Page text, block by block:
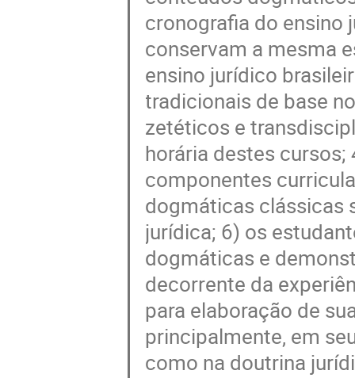
cronografia do ensino
conservam a mesma
ensino jurídico
tradicionais de base
zetéticos e
horária destes
componentes
dogmáticas clássicas
jurídica; 6) os
dogmáticas e
decorrente da
para elaboração de
principalmente, em
como na doutrina